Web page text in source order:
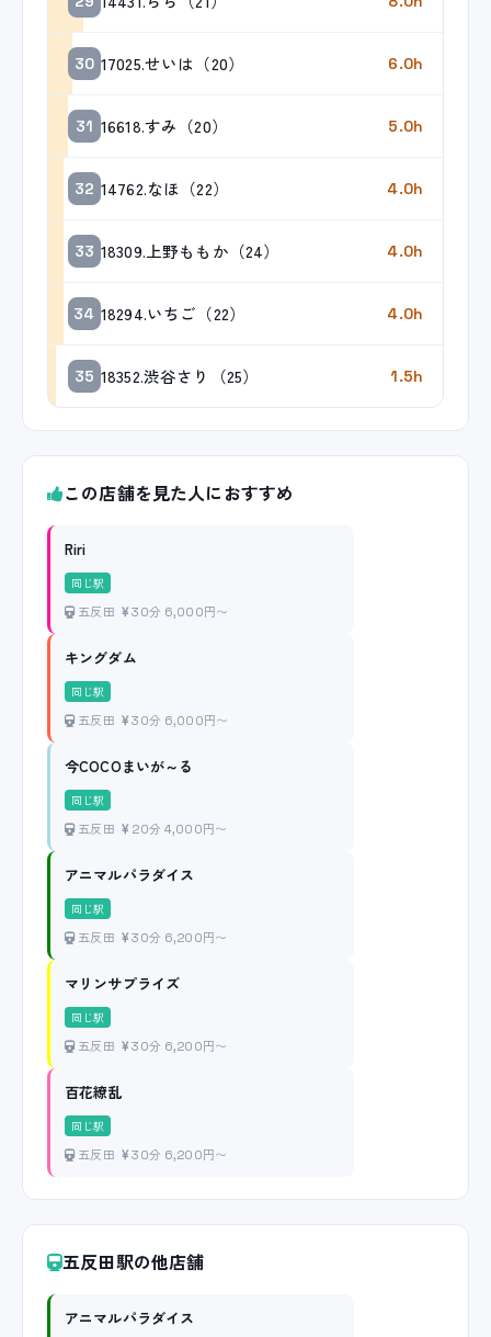
30 17025.せいは（20） 6.0h
31 16618.すみ（20） 5.0h
32 14762.なほ（22） 4.0h
33 18309.上野ももか（24） 4.0h
34 18294.いちご（22） 4.0h
35 18352.渋谷さり（25） 1.5h
この店舗を見た人におすすめ
Riri
同じ駅
五反田 30分 6,000円〜
キングダム
同じ駅
五反田 30分 6,000円〜
今COCOまいが～る
同じ駅
五反田 20分 4,000円〜
アニマルパラダイス
同じ駅
五反田 30分 6,200円〜
マリンサプライズ
同じ駅
五反田 30分 6,200円〜
百花繚乱
同じ駅
五反田 30分 6,200円〜
五反田駅の他店舗
アニマルパラダイス